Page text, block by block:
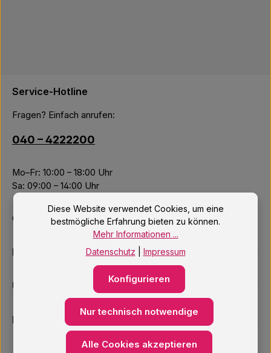
Service-Hotline
Fragen? Einfach anrufen:
040 – 4222200
Mo–Fr: 10:00 – 18:00 Uhr
Sa: 09:00 – 14:00 Uhr
Oder über unserKontaktformular .
Informationen
Unsere Services
Newsletter
Diese Website verwendet Cookies, um eine
bestmögliche Erfahrung bieten zu können.
Mehr Informationen ...
Datenschutz
Impressum
Nur technisch notwendige
Konfigurieren
Alle Cookies akzeptieren